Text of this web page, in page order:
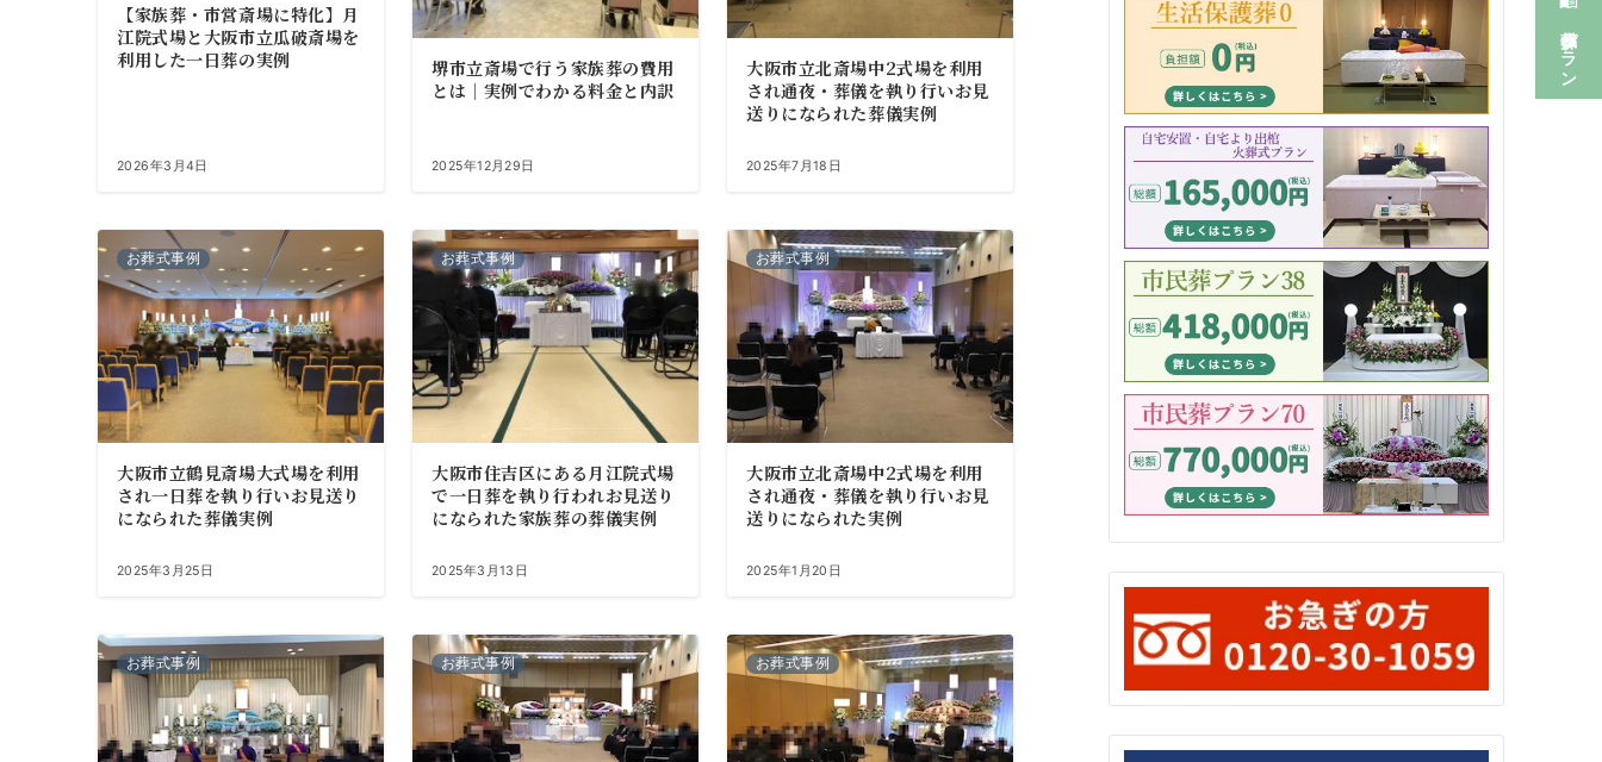
【家族葬・市営斎場に特化】月
江院式場と大阪市立瓜破斎場を
利用した一日葬の実例
2026年3月4日
堺市立斎場で行う家族葬の費用
とは｜実例でわかる料金と内訳
2025年12月29日
大阪市立北斎場中2式場を利用
され通夜・葬儀を執り行いお見
送りになられた葬儀実例
2025年7月18日
お葬式事例
大阪市立鶴見斎場大式場を利用
され一日葬を執り行いお見送り
になられた葬儀実例
2025年3月25日
お葬式事例
大阪市住吉区にある月江院式場
で一日葬を執り行われお見送り
になられた家族葬の葬儀実例
2025年3月13日
お葬式事例
大阪市立北斎場中2式場を利用
され通夜・葬儀を執り行いお見
送りになられた実例
2025年1月20日
お葬式事例 お葬式事例 お葬式事例
葬儀プラン